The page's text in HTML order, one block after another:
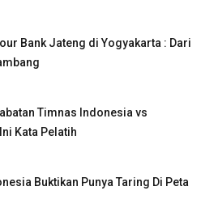
Bank Jateng di Yogyakarta : Dari
Timnas Indonesia vs
Kata Pelatih
Buktikan Punya Taring Di Peta